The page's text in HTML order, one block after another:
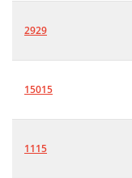
2929
15015
1115